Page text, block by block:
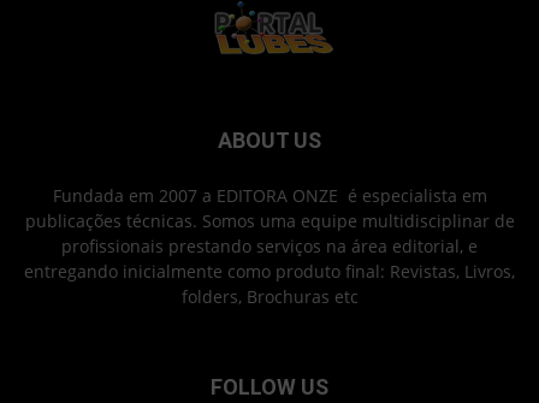
ABOUT US
Fundada em 2007 a EDITORA ONZE é especialista em
publicações técnicas. Somos uma equipe multidisciplinar de
profissionais prestando serviços na área editorial, e
entregando inicialmente como produto final: Revistas, Livros,
folders, Brochuras etc
FOLLOW US